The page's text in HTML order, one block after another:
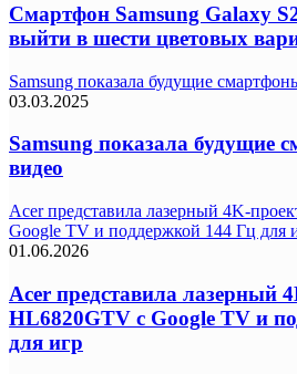
Смартфон Samsung Galaxy
выйти в шести цветовых
Samsung показала будущие
03.03.2025
Samsung показала будущие
видео
Acer представила лазерный 4K-
Google TV и поддержкой 144 Гц для
01.06.2026
Acer представила лазерный
HL6820GTV с Google TV и
для игр